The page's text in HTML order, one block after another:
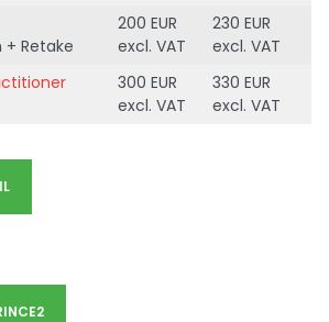
Retake
200 EUR
excl. VAT
230 EUR
excl. VAT
300 EUR
excl. VAT
330 EUR
excl. VAT